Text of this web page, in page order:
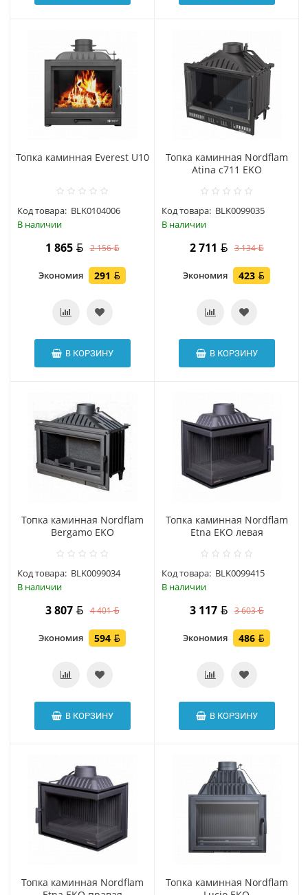
Топка каминная Everest U10
Код товара: BLK0104006
В наличии
1 865 2 156
Экономия 291
В КОРЗИНУ
Топка каминная Nordflam
Atina c711 EKO
Код товара: BLK0099035
В наличии
2 711 3 134
Экономия 423
В КОРЗИНУ
Топка каминная Nordflam
Bergamo EKO
Код товара: BLK0099034
В наличии
3 807 4 401
Экономия 594
В КОРЗИНУ
Топка каминная Nordflam
Etna EKO левая
Код товара: BLK0099415
В наличии
3 117 3 603
Экономия 486
В КОРЗИНУ
Топка каминная Nordflam
Топка каминная Nordflam